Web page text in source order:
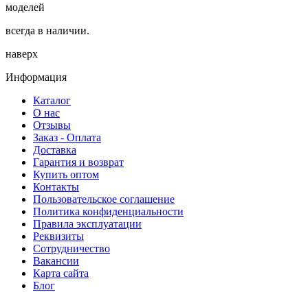
моделей
всегда в наличии.
наверх
Информация
Каталог
О нас
Отзывы
Заказ - Оплата
Доставка
Гарантия и возврат
Купить оптом
Контакты
Пользовательское соглашение
Политика конфиденциальности
Правила эксплуатации
Реквизиты
Сотрудничество
Вакансии
Карта сайта
Блог